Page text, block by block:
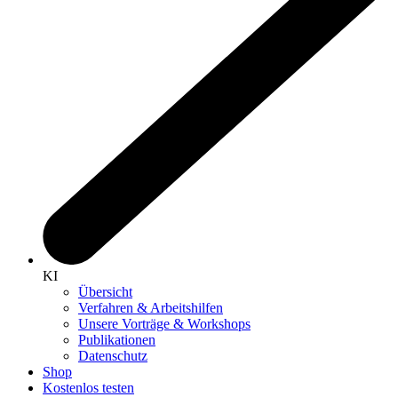
KI
Übersicht
Verfahren & Arbeitshilfen
Unsere Vorträge & Workshops
Publikationen
Datenschutz
Shop
Kostenlos testen